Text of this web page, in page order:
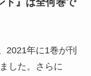
2021年に1巻が刊
した。さらに